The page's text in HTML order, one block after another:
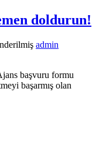
doldurun!
admin
başvuru formu
başarmış olan